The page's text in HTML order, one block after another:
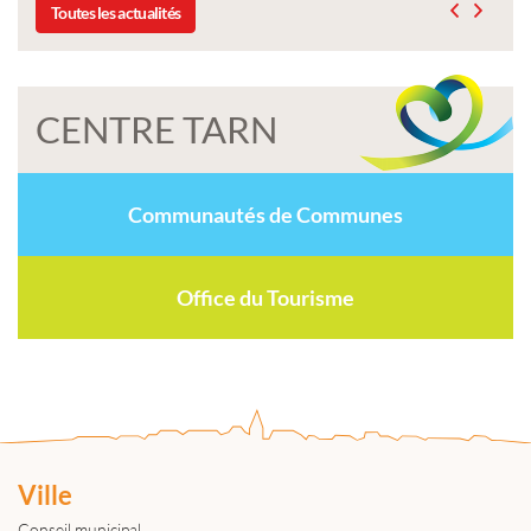
Toutes les actualités
CENTRE TARN
Communautés de Communes
Office du Tourisme
Ville